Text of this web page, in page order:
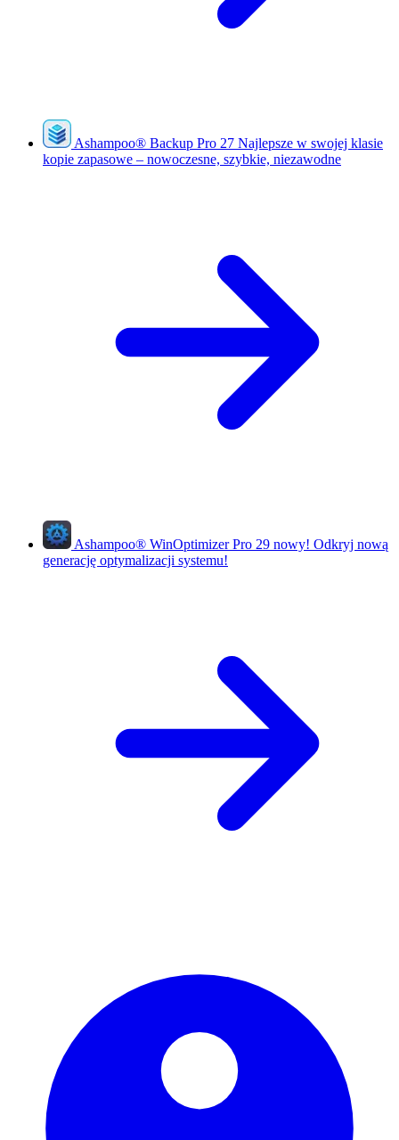
Ashampoo® Backup Pro 27 Najlepsze w swojej klasie
kopie zapasowe – nowoczesne, szybkie, niezawodne
Ashampoo® WinOptimizer Pro 29 nowy! Odkryj nową
generację optymalizacji systemu!